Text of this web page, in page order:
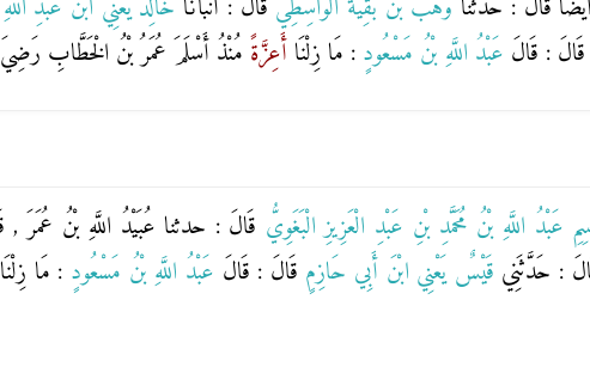
أَيْضًا قَالَ : حَدَّثَنَا وَهْبُ بْنُ بَقِيَّةَ الْوَاسِطِيُّ قَالَ : أَنْبَأَنَا خَالِدٌ يَعْنِي ابْنَ عَبْدِ
قَالَ : قَالَ عَبْدُ اللَّهِ بْنُ مَسْعُودٍ : مَا زِلْنَا أَعِزَّةً مُنْذُ أَسْلَمَ عُمَرُ بْنُ الْخَطَّابِ رَضِيَ
عَبْدُ اللَّهِ بْنُ مُحَمَّدِ بْنِ عَبْدِ الْعَزِيزِ الْبَغَوِيُّ قَالَ : حدثنا عُبَيْدُ اللَّهِ بْنُ عُمَرَ,
: حَدَّثَنِي قَيْسٌ يَعْنِي ابْنَ أَبِي حَازِمٍ قَالَ : قَالَ عَبْدُ اللَّهِ بْنُ مَسْعُودٍ : مَا زِلْنَا